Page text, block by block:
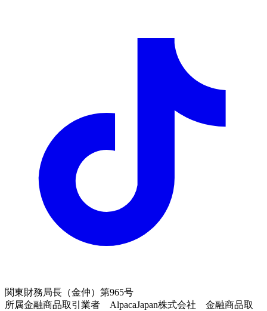
関東財務局長（金仲）第965号
所属金融商品取引業者 AlpacaJapan株式会社 金融商品取